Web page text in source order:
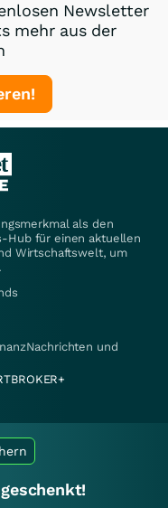
Newsletter
mehr aus der
als den
Hub für einen aktuellen
Wirtschaftswelt, um
und